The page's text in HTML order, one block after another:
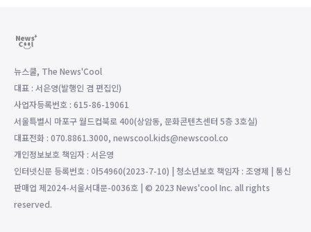
뉴스쿨, The News'Cool
대표 : 서은영(발행인 겸 편집인)
사업자등록번호 : 615-86-19061
서울특별시 마포구 월드컵북로 400(상암동, 문화콘텐츠센터 5층 3호실)
대표전화 : 070.8861.3000, newscool.kids@newscool.co
개인정보보호 책임자 : 서은영
인터넷신문 등록번호 : 아54960(2023-7-10) | 청소년보호 책임자 : 조영제 | 통신
판매업 제2024-서울서대문-0036호 | © 2023 News'cool Inc. all rights
reserved.